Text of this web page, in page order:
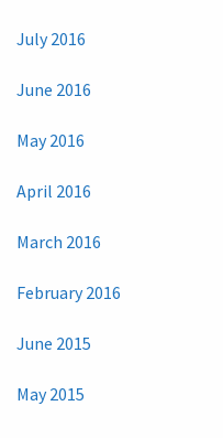
July 2016
June 2016
May 2016
April 2016
March 2016
February 2016
June 2015
May 2015